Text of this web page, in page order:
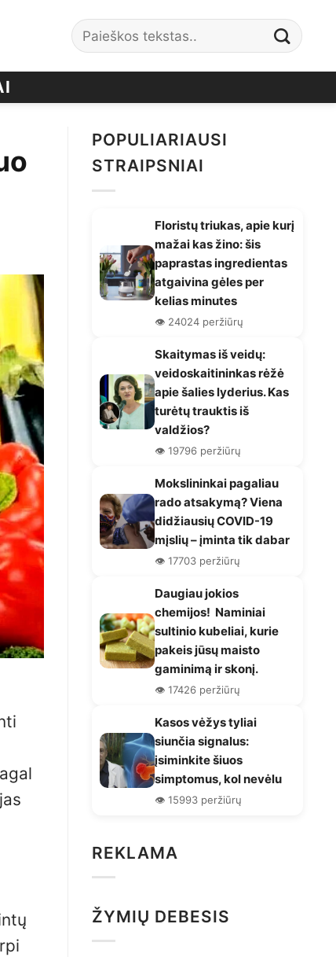
POPULIARIAUSI
STRAIPSNIAI
Floristų triukas, apie kurį
mažai kas žino: šis
paprastas ingredientas
atgaivina gėles per
kelias minutes
👁️ 24024 peržiūrų
Skaitymas iš veidų:
veidoskaitininkas rėžė
apie šalies lyderius. Kas
turėtų trauktis iš
valdžios?
👁️ 19796 peržiūrų
Mokslininkai pagaliau
rado atsakymą? Viena
didžiausių COVID-19
mįslių – įminta tik dabar
👁️ 17703 peržiūrų
Daugiau jokios
chemijos! Naminiai
sultinio kubeliai, kurie
pakeis jūsų maisto
gaminimą ir skonį.
👁️ 17426 peržiūrų
Kasos vėžys tyliai
siunčia signalus:
įsiminkite šiuos
simptomus, kol nevėlu
👁️ 15993 peržiūrų
REKLAMA
ŽYMIŲ DEBESIS